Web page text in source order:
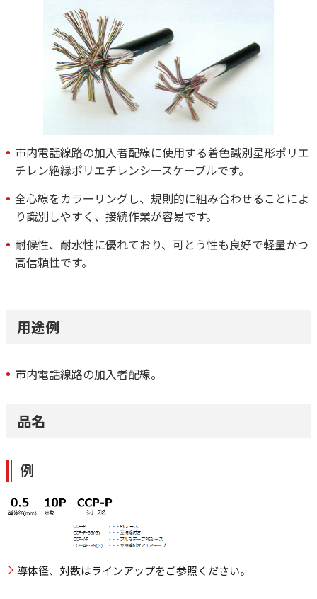
市内電話線路の加入者配線に使用する着色識別星形ポリエ
チレン絶縁ポリエチレンシースケーブルです。
全心線をカラーリングし、規則的に組み合わせることによ
り識別しやすく、接続作業が容易です。
耐候性、耐水性に優れており、可とう性も良好で軽量かつ
高信頼性です。
用途例
市内電話線路の加入者配線。
品名
例
導体径、対数はラインアップをご参照ください。